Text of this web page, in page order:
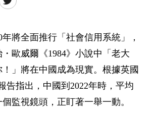
年將全面推行「社會信用系統」，
歐威爾《1984》小說中「老大
」將在中國成為現實。根據英國
告指出，中國到2022年時，平均
監視鏡頭，正盯著一舉一動。